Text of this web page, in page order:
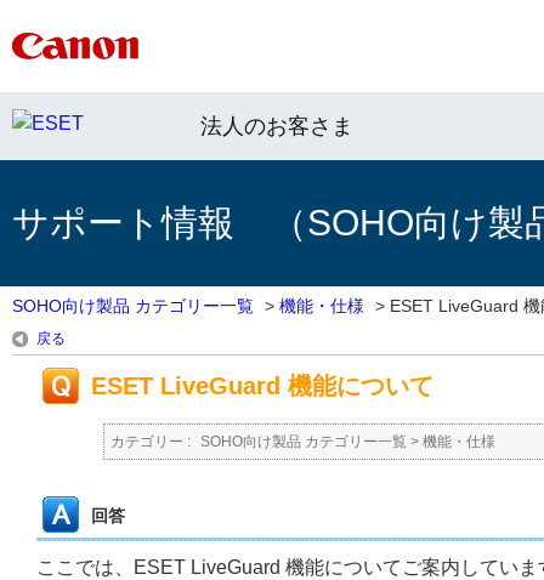
法人のお客さま
サポート情報 （SOHO向け製
SOHO向け製品 カテゴリー一覧 > 機能・仕様 > ESET LiveGuard
戻る
ESET LiveGuard 機能について
カテゴリー : SOHO向け製品 カテゴリー一覧 > 機能・仕様
回答
ここでは、ESET LiveGuard 機能についてご案内していま